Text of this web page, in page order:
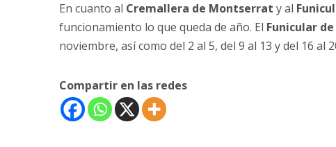
En cuanto al Cremallera de Montserrat y al
funcionamiento lo que queda de año. El Funicular
noviembre, así como del 2 al 5, del 9 al 13 y del 16 al
Compartir en las redes